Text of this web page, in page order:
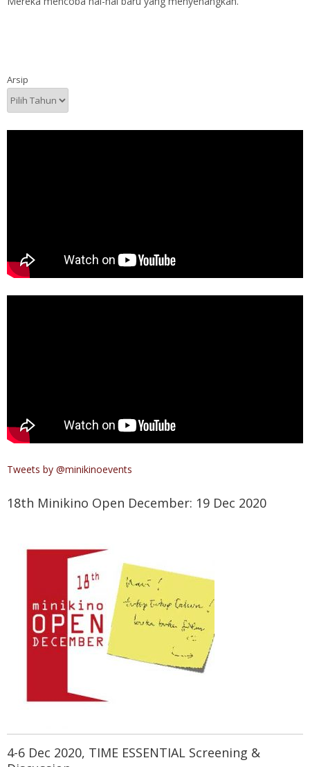
Arsip
Tweets by @minikinoevents
18th Minikino Open December: 19 Dec 2020
4-6 Dec 2020, TIME ESSENTIAL Screening &